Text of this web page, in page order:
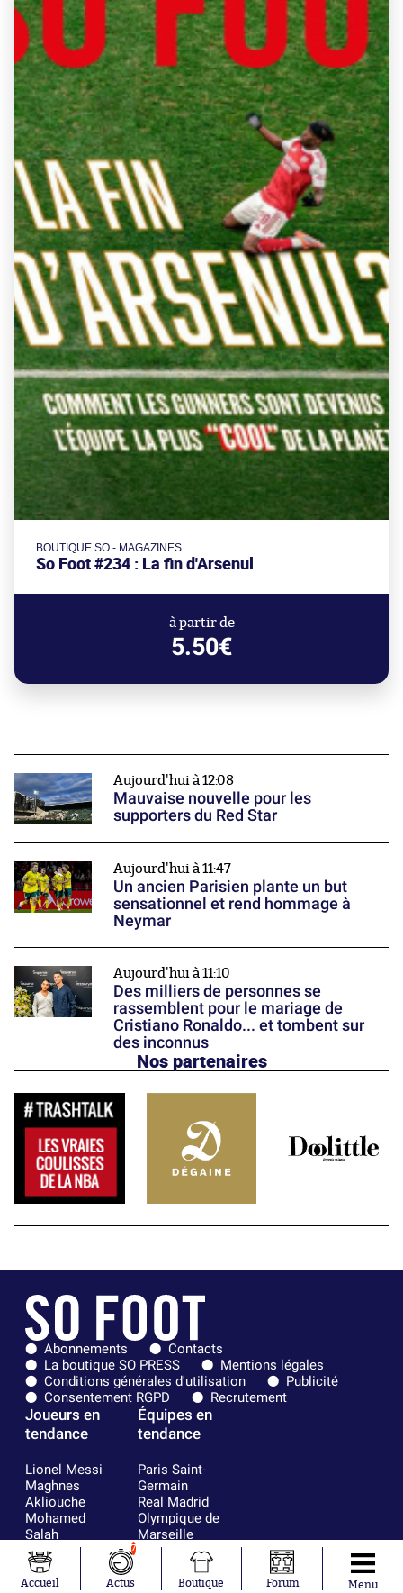
BOUTIQUE SO - MAGAZINES
So Foot #234 : La fin d'Arsenul
à partir de
5.50€
Aujourd'hui à 12:08
Mauvaise nouvelle pour les
supporters du Red Star
Aujourd'hui à 11:47
Un ancien Parisien plante un but
sensationnel et rend hommage à
Neymar
Aujourd'hui à 11:10
Des milliers de personnes se
rassemblent pour le mariage de
Cristiano Ronaldo... et tombent sur
des inconnus
Nos partenaires
Abonnements
Contacts
La boutique SO PRESS
Mentions légales
Conditions générales d'utilisation
Publicité
Consentement RGPD
Recrutement
Joueurs en
tendance
Lionel Messi
Maghnes
Akliouche
Mohamed
Salah
Neymar
Julián Álvarez
Ferrán Torres
Équipes en
tendance
Paris Saint-
Germain
Real Madrid
Olympique de
Marseille
FIFA
FC Barcelone
Argentine
Accueil
7
Actus Boutique Forum Menu